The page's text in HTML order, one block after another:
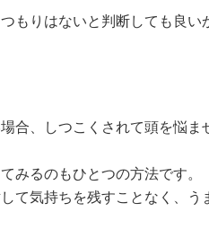
もりはないと判断しても良い
合、しつこくされて頭を悩ま
みるのもひとつの方法です。
て気持ちを残すことなく、う